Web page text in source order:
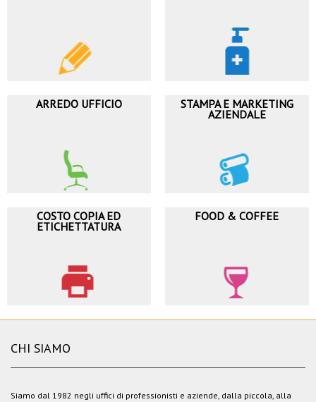
ARREDO UFFICIO STAMPA E MARKETING
AZIENDALE
COSTO COPIA ED
ETICHETTATURA
FOOD & COFFEE
CHI SIAMO
Siamo dal 1982 negli uffici di professionisti e aziende, dalla piccola, alla